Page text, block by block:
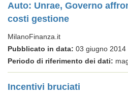
Auto: Unrae, Governo
costi gestione
MilanoFinanza.it
Pubblicato in data: 03 giugno 2014
Periodo di riferimento dei dati:
Incentivi bruciati